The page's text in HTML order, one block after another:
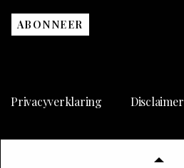
ABONNEER
Privacyverklaring Disclaimer